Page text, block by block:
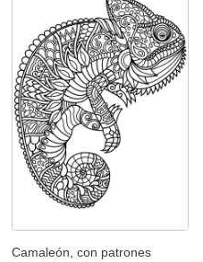
Camaleón, con patrones